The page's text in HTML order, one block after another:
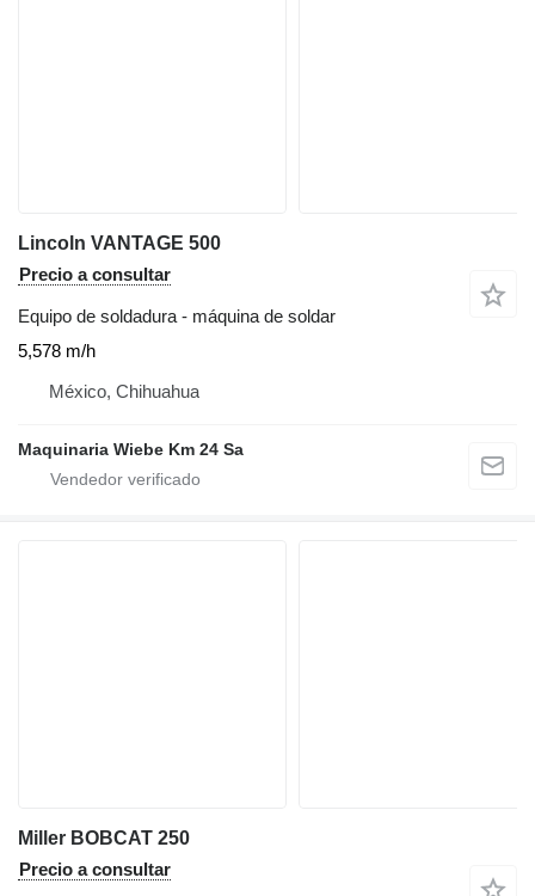
Lincoln VANTAGE 500
Precio a consultar
Equipo de soldadura - máquina de soldar
5,578 m/h
México, Chihuahua
Maquinaria Wiebe Km 24 Sa
Miller BOBCAT 250
Precio a consultar